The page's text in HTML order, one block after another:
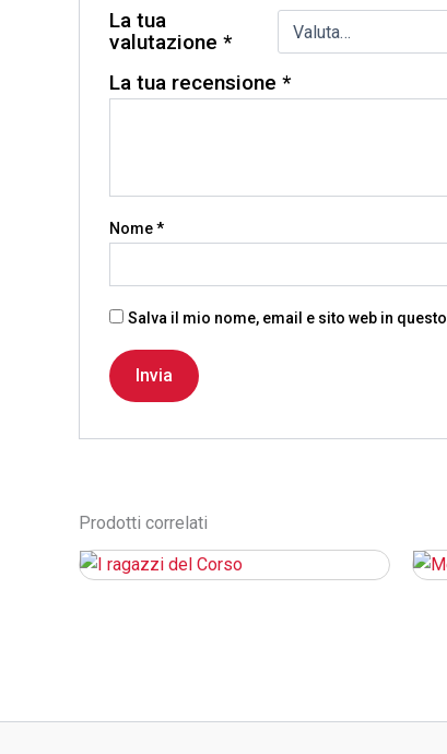
La tua
valutazione *
La tua recensione *
Nome*
Salva il mio nome, email e sito web in
Prodotti correlati